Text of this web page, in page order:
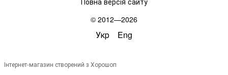
© 2012—2026
Укр Eng
Інтернет-магазин створений з Хорошоп